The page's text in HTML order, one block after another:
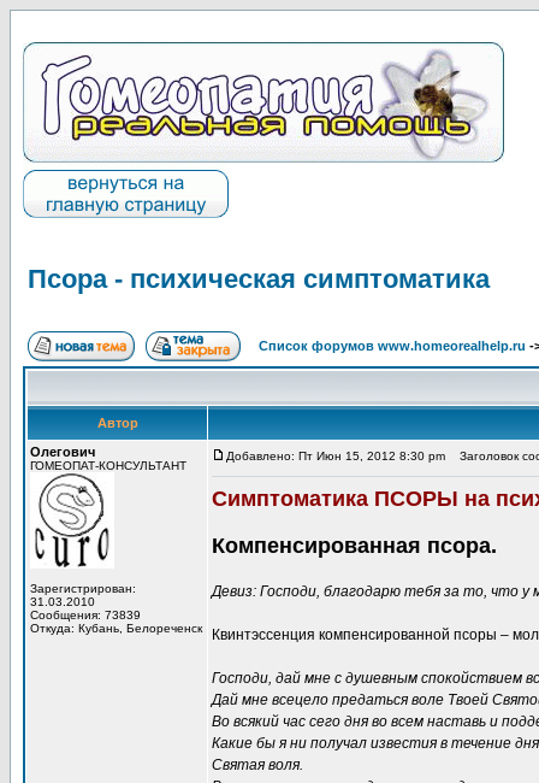
Псора - психическая симптоматика
Список форумов www.homeorealhelp.ru -
Автор
Олегович
ГОМЕОПАТ-КОНСУЛЬТАНТ
Зарегистрирован:
31.03.2010
Сообщения: 73839
Откуда: Кубань, Белореченск
Добавлено: Пт Июн 15, 2012 8:30 pm Заголовок
Симптоматика ПСОРЫ на
Компенсированная псора.
Девиз: Господи, благодарю тебя за то, что у
Квинтэссенция компенсированной псоры –
Господи, дай мне с душевным спокойствием
Дай мне всецело предаться воле Твоей
Во всякий час сего дня во всем наставь и
Какие бы я ни получал известия в течение
Святая воля.